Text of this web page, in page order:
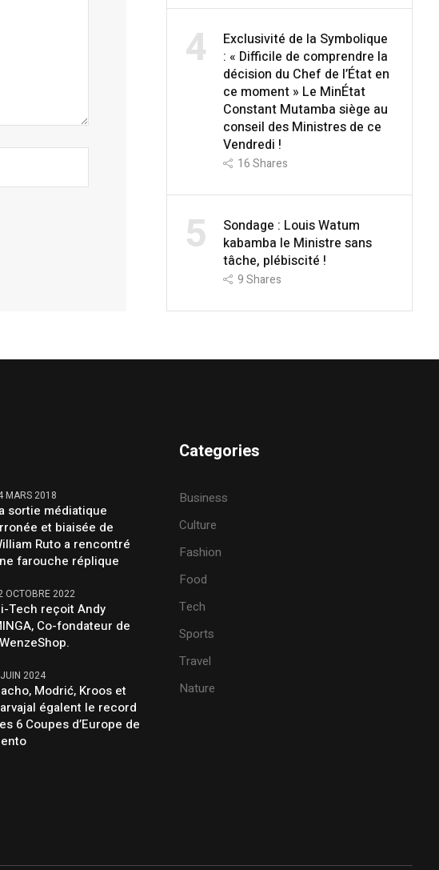
4
Exclusivité de la Symbolique
: « Difficile de comprendre la
décision du Chef de l’État en
ce moment » Le MinÉtat
Constant Mutamba siège au
conseil des Ministres de ce
Vendredi !
16Shares
5
Sondage : Louis Watum
kabamba le Ministre sans
tâche, plébiscité !
9Shares
MARS 2018
sortie médiatique
et biaisée de
Ruto a rencontré
farouche réplique
OCTOBRE 2022
Tech reçoit Andy
Co-fondateur de
2024
Modrić, Kroos et
égalent le record
6 Coupes d’Europe de
Categories
Business
Culture
Fashion
Food
Tech
Sports
Travel
Nature